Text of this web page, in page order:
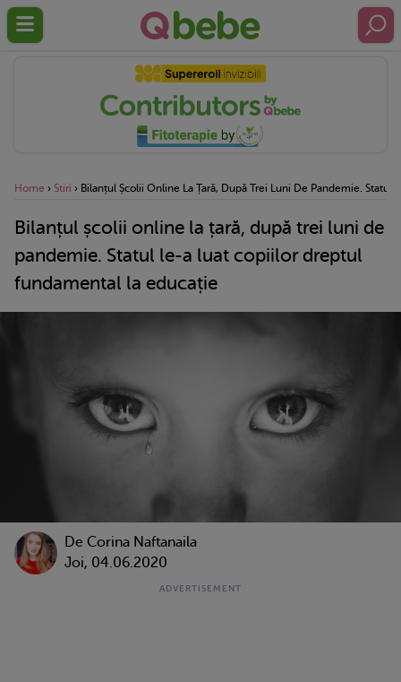
Home › Stiri › Bilanțul Școlii Online La Țară, După Trei Luni De Pandemie.
Bilanțul școlii online la țară, după trei luni de
pandemie. Statul le-a luat copiilor dreptul
fundamental la educație
De Corina Naftanaila
Joi, 04.06.2020